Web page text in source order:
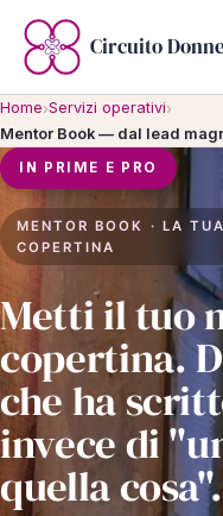
contenuto
Circuito
Home›Servizi operativi›
Mentor Book — dal lead
IN PRIME E PRO
MENTOR BOOK · LA
COPERTINA
Metti il tuo
copertina.
che ha
invece di
quella cosa".